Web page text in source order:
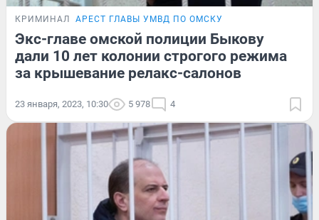
КРИМИНАЛ АРЕСТ ГЛАВЫ УМВД ПО ОМСКУ
Экс-главе омской полиции Быкову
дали 10 лет колонии строгого режима
за крышевание релакс-салонов
23 января, 2023, 10:30 5 978 4